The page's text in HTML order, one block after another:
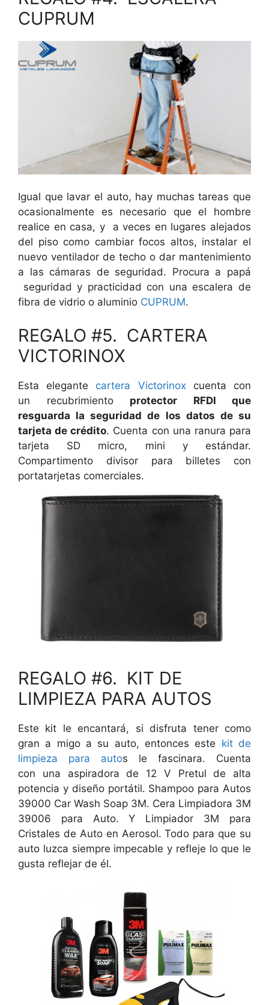
CUPRUM
Igual que lavar el auto, hay muchas tareas que
ocasionalmente es necesario que el hombre
realice en casa, y a veces en lugares alejados
del piso como cambiar focos altos, instalar el
nuevo ventilador de techo o dar mantenimiento
a las cámaras de seguridad. Procura a papá
seguridad y practicidad con una escalera de
fibra de vidrio o aluminio CUPRUM.
REGALO #5. CARTERA
VICTORINOX
Esta elegante cartera Victorinox cuenta con
un recubrimiento protector RFDI que
resguarda la seguridad de los datos de su
tarjeta de crédito. Cuenta con una ranura para
tarjeta SD micro, mini y estándar.
Compartimento divisor para billetes con
portatarjetas comerciales.
REGALO #6. KIT DE
LIMPIEZA PARA AUTOS
Este kit le encantará, si disfruta tener como
gran a migo a su auto, entonces este kit de
limpieza para autos le fascinara. Cuenta
con una aspiradora de 12 V Pretul de alta
potencia y diseño portátil. Shampoo para Autos
39000 Car Wash Soap 3M. Cera Limpiadora 3M
39006 para Auto. Y Limpiador 3M para
Cristales de Auto en Aerosol. Todo para que su
auto luzca siempre impecable y refleje lo que le
gusta reflejar de él.